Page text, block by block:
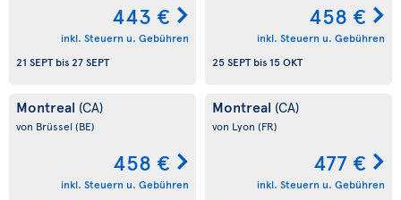
443 €
inkl. Steuern u. Gebühren
21 SEPTbis27 SEPT
458 €
inkl. Steuern u. Gebühren
25 SEPTbis 15 OKT
Montreal (CA)
von Brüssel (BE)
458 €
inkl. Steuern u. Gebühren
Montreal (CA)
von Lyon (FR)
477 €
inkl. Steuern u. Gebühren